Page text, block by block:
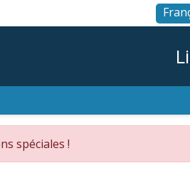
spéciales !